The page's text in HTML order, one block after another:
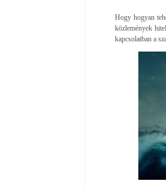
Hogy hogyan
közlemények
kapcsolatban a